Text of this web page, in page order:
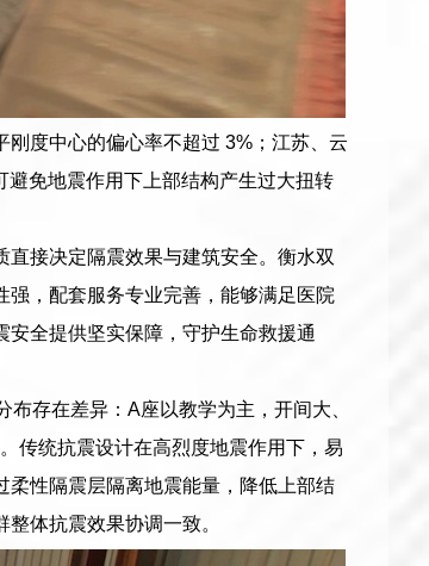
度中心的偏心率不超过 3%；江苏、云
免地震作用下上部结构产生过大扭转
接决定隔震效果与建筑安全。衡水双
，配套服务专业完善，能够满足医院
全提供坚实保障，守护生命救援通
存在差异：A座以教学为主，开间大、
传统抗震设计在高烈度地震作用下，易
柔性隔震层隔离地震能量，降低上部结
体抗震效果协调一致。